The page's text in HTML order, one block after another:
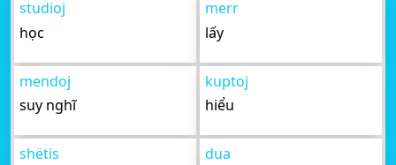
studioj
học
merr
lấy
mendoj
suy nghĩ
kuptoj
hiểu
shëtis
dua